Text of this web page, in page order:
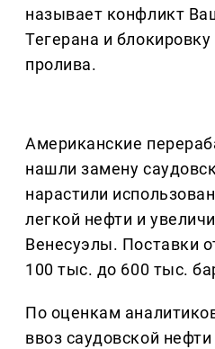
называет конфликт
Тегерана и
пролива.
Американские
нашли замену
нарастили
легкой нефти и
Венесуэлы. Поставки
100 тыс. до 600 тыс.
По оценкам
ввоз саудовской